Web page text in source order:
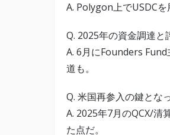
A. Polygon上でUSDCを
Q. 2025年の資金調達と
A. 6月にFounders
道も。
Q. 米国再参入の鍵とな
A. 2025年7月のQCX/清
た点だ。